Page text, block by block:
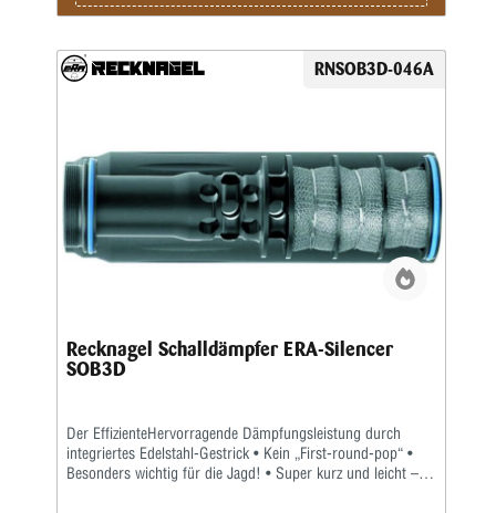
RNSOB3D-046A
Recknagel Schalldämpfer ERA-Silencer
SOB3D
Der EffizienteHervorragende Dämpfungsleistung durch
integriertes Edelstahl-Gestrick • Kein „First-round-pop“ •
Besonders wichtig für die Jagd! • Super kurz und leicht –